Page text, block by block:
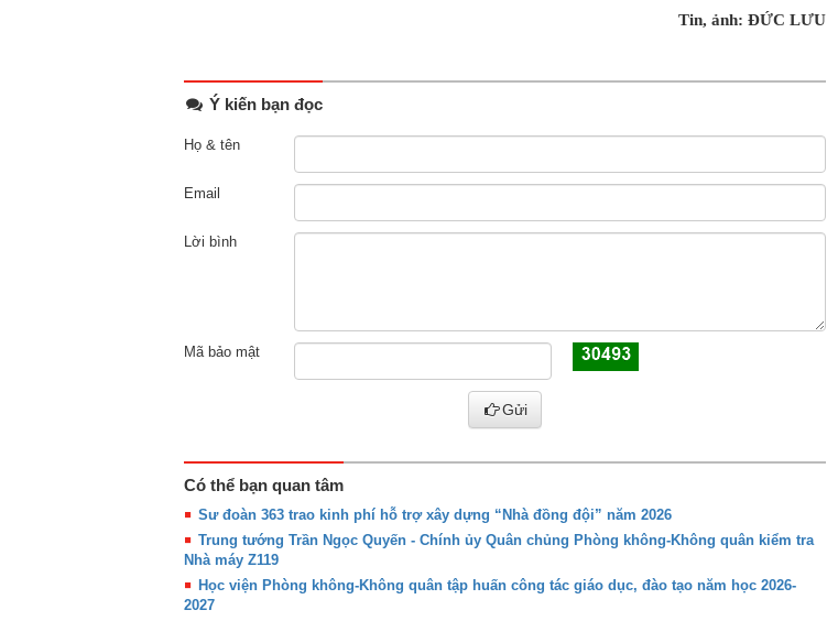
Tin, ảnh: ĐỨC LƯU
Ý kiến bạn đọc
Họ & tên
Email
Lời bình
Mã bảo mật
Gửi
Có thể bạn quan tâm
Sư đoàn 363 trao kinh phí hỗ trợ xây dựng “Nhà đồng đội” năm 2026
Trung tướng Trần Ngọc Quyến - Chính ủy Quân chủng Phòng không-Không quân kiểm tra
Nhà máy Z119
Học viện Phòng không-Không quân tập huấn công tác giáo dục, đào tạo năm học 2026-
2027